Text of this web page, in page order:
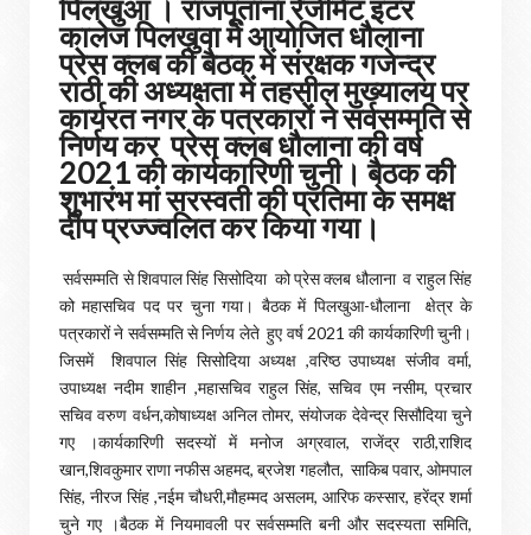
पिलखुआ । राजपूताना रेजीमेंट इंटर
कालेज पिलखुवा में आयोजित धौलाना
प्रेस क्लब की बैठक में संरक्षक गजेन्द्र
राठी की अध्यक्षता में तहसील मुख्यालय पर
कार्यरत नगर के पत्रकारों ने सर्वसम्मति से
निर्णय कर प्रेस क्लब धौलाना की वर्ष
2021 की कार्यकारिणी चुनी। बैठक की
शुभारंभ मां सरस्वती की प्रतिमा के समक्ष
दीप प्रज्ज्वलित कर किया गया।
सर्वसम्मति से शिवपाल सिंह सिसोदिया को प्रेस क्लब धौलाना व राहुल सिंह
को महासचिव पद पर चुना गया। बैठक में पिलखुआ-धौलाना क्षेत्र के
पत्रकारों ने सर्वसम्मति से निर्णय लेते हुए वर्ष 2021 की कार्यकारिणी चुनी।
जिसमें शिवपाल सिंह सिसोदिया अध्यक्ष ,वरिष्ठ उपाध्यक्ष संजीव वर्मा,
उपाध्यक्ष नदीम शाहीन ,महासचिव राहुल सिंह, सचिव एम नसीम, प्रचार
सचिव वरुण वर्धन,कोषाध्यक्ष अनिल तोमर, संयोजक देवेन्द्र सिसौदिया चुने
गए ।कार्यकारिणी सदस्यों में मनोज अग्रवाल, राजेंद्र राठी,राशिद
खान,शिवकुमार राणा नफीस अहमद, ब्रजेश गहलौत, साकिब पवार, ओमपाल
सिंह, नीरज सिंह ,नईम चौधरी,मौहम्मद असलम, आरिफ कस्सार, हरेंद्र शर्मा
चुने गए ।बैठक में नियमावली पर सर्वसम्मति बनी और सदस्यता समिति,